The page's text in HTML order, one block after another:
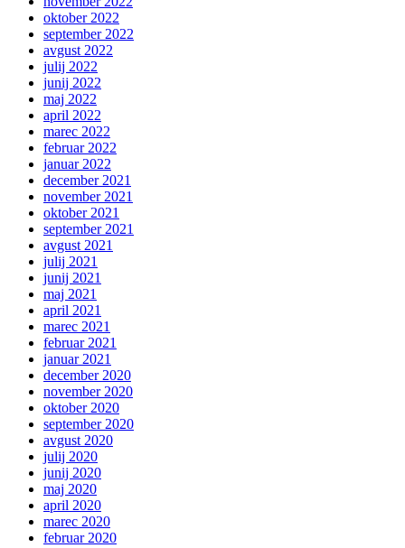
oktober 2022
september 2022
avgust 2022
julij 2022
junij 2022
maj 2022
april 2022
marec 2022
februar 2022
januar 2022
december 2021
november 2021
oktober 2021
september 2021
avgust 2021
julij 2021
junij 2021
maj 2021
april 2021
marec 2021
februar 2021
januar 2021
december 2020
november 2020
oktober 2020
september 2020
avgust 2020
julij 2020
junij 2020
maj 2020
april 2020
marec 2020
februar 2020